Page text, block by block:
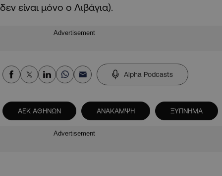
δεν είναι μόνο ο Λιβάγια).
Advertisement
Alpha Podcasts
ΑΕΚ ΑΘΗΝΩΝ ΑΝΑΚΑΜΨΗ ΞΥΠΝΗΜΑ
Advertisement